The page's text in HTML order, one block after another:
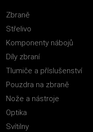
Zbraně
Střelivo
Komponenty nábojů
Díly zbraní
Tlumiče a příslušenství
Pouzdra na zbraně
Nože a nástroje
Optika
Svítilny